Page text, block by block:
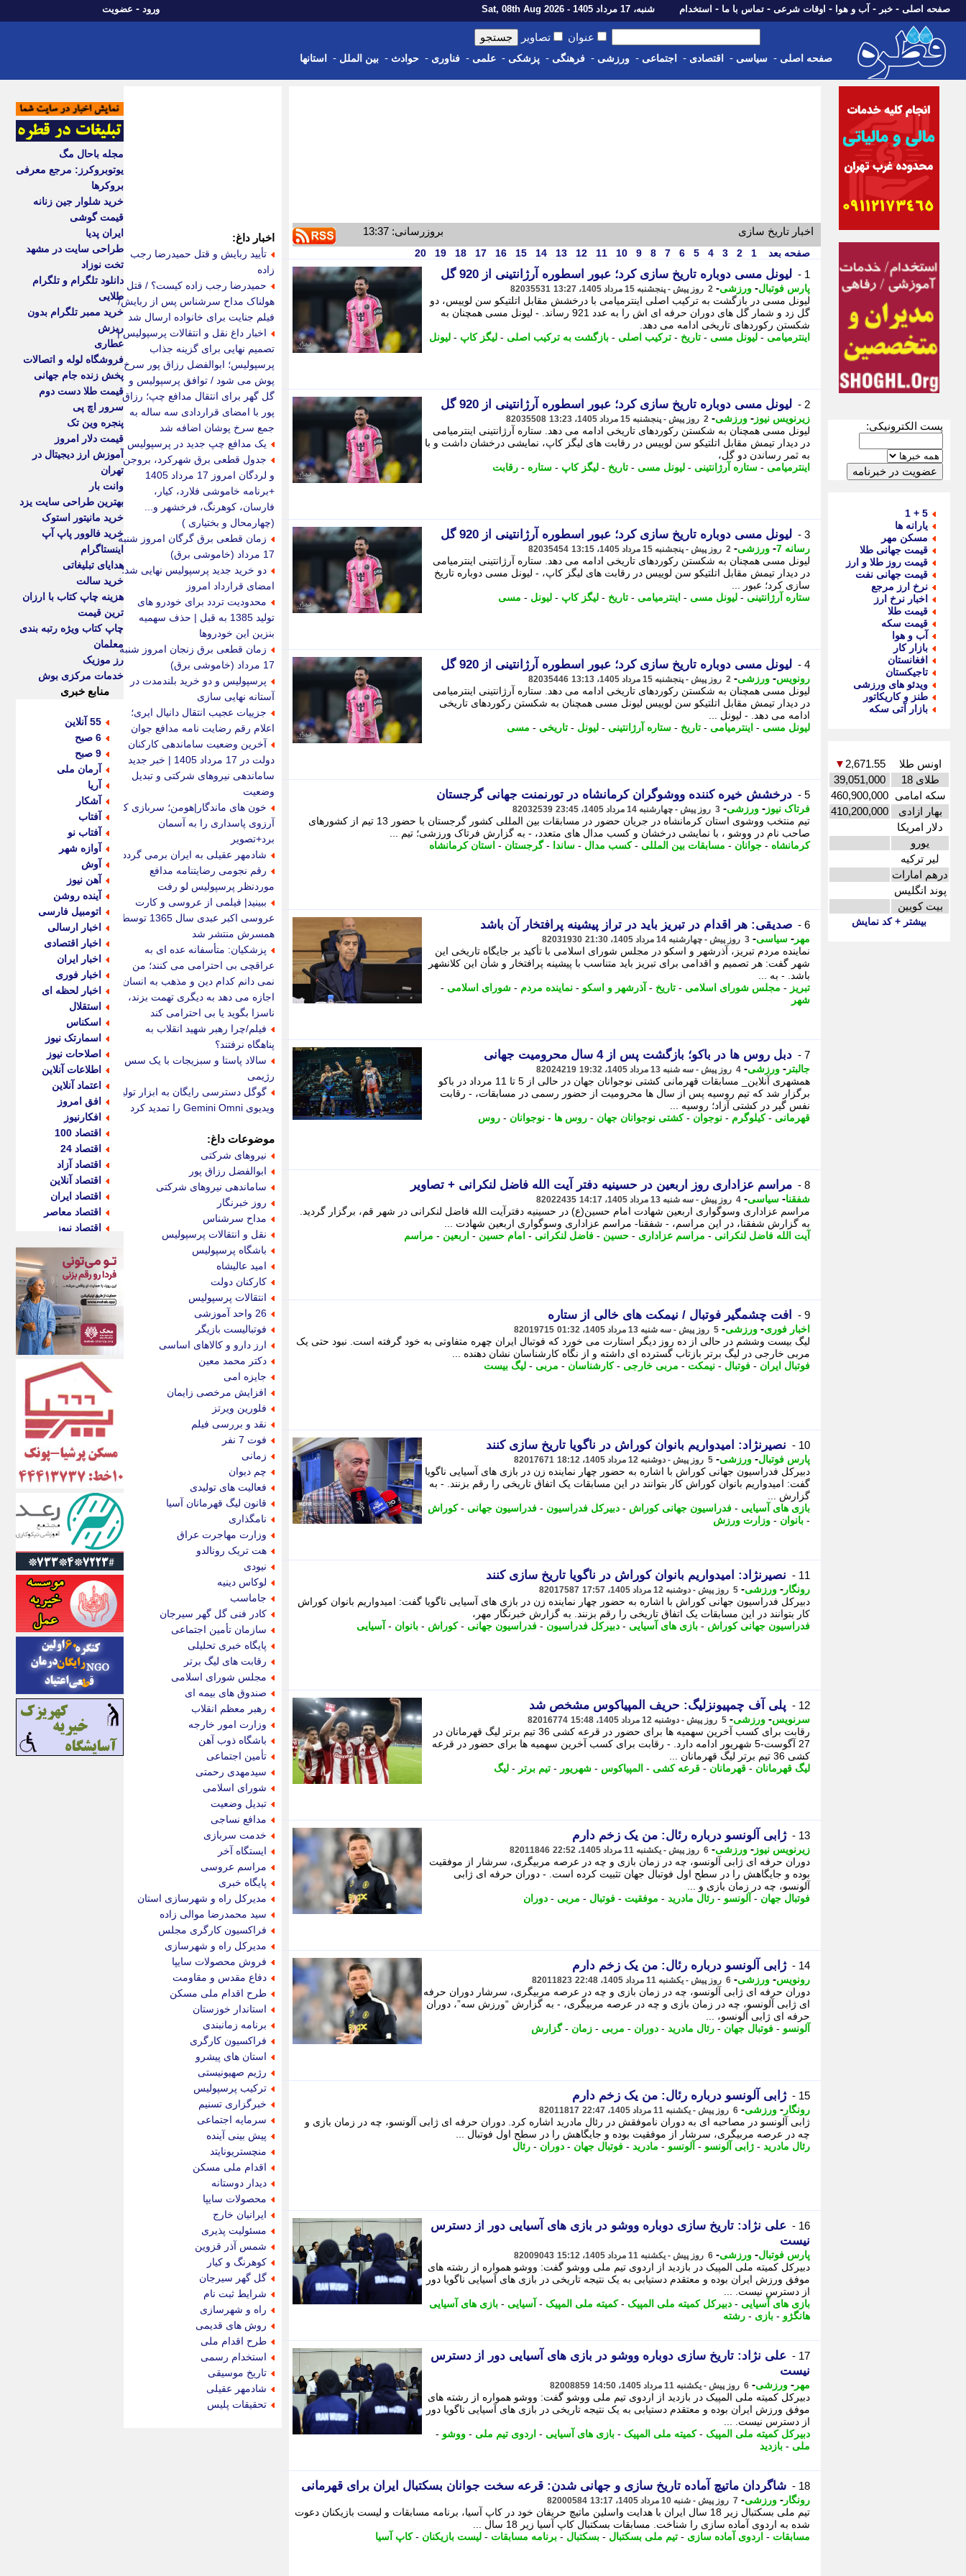
صفحه اصلی - خبر - آب و هوا - اوقات شرعی - تماس با ما - استخدام شنبه، 17 مرداد 1405 - Sat, 08th Aug 2026 ورود - عضویت
عنوان تصاویر
صفحه اصلی - سیاسی - اقتصادی - اجتماعی - ورزشی - فرهنگی - پزشکی - علمی - فناوری - حوادث - بین الملل - استانها
پست الکترونیکی:
5 + 1
یارانه ها
مسکن مهر
قیمت جهانی طلا
قیمت روز طلا و ارز
قیمت جهانی نفت
نرخ ارز مرجع
اخبار نرخ ارز
قیمت طلا
قیمت سکه
آب و هوا
بازار کار
افغانستان
تاجیکستان
ویدئو های ورزشی
طنز و کاریکاتور
بازار آتی سکه
اونس طلا 2,671.55
▼
طلای 18
39,051,000
سکه امامی 460,900,000
بهار ازادی
410,200,000
دلار امریکا
یورو
لیر ترکیه
درهم امارات
پوند انگلیس
بیت کویین
بیشتر + کد نمایش
اخبار تاریخ سازی بروزرسانی: 13:37
صفحه بعد 1
2
3
4
5
6
7
8
9
10
11
12
13
14
15
16
17
18
19
20
1 - لیونل مسی دوباره تاریخ سازی کرد؛ عبور اسطوره آرژانتینی از 920 گل
پارس فوتبال- ورزشی- 2 روز پیش - پنجشنبه 15 مرداد 1405، 13:27 82035531
لیونل مسی در بازگشت به ترکیب اصلی اینترمیامی با درخشش مقابل اتلتیکو سن لوییس، دو
گل زد و شمار گل های دوران حرفه ای اش را به عدد 921 رساند. - لیونل مسی همچنان به
شکستن رکوردهای تاریخی ادامه می دهد.
اینترمیامی - لیونل مسی - تاریخ - ترکیب اصلی - بازگشت به ترکیب اصلی - لیگز کاپ - لیونل
2 - لیونل مسی دوباره تاریخ سازی کرد؛ عبور اسطوره آرژانتینی از 920 گل
زیرنویس نیوز - ورزشی- 2 روز پیش - پنجشنبه 15 مرداد 1405، 13:23 82035508
لیونل مسی همچنان به شکستن رکوردهای تاریخی ادامه می دهد. ستاره آرژانتینی اینترمیامی
در دیدار تیمش مقابل اتلتیکو سن لوییس در رقابت های لیگز کاپ، نمایشی درخشان داشت و با
به ثمر رساندن دو گل،
اینترمیامی - ستاره آرژانتینی - لیونل مسی - تاریخ - لیگز کاپ - ستاره - رقابت
3 - لیونل مسی دوباره تاریخ سازی کرد؛ عبور اسطوره آرژانتینی از 920 گل
رسانه 7 - ورزشی- 2 روز پیش - پنجشنبه 15 مرداد 1405، 13:15 82035454
لیونل مسی همچنان به شکستن رکوردهای تاریخی ادامه می دهد. ستاره آرژانتینی اینترمیامی
در دیدار تیمش مقابل اتلتیکو سن لوییس در رقابت های لیگز کاپ، - لیونل مسی دوباره تاریخ
سازی کرد؛ عبور ...
ستاره آرژانتینی - لیونل مسی - اینترمیامی - تاریخ - لیگز کاپ - لیونل - مسی
4 - لیونل مسی دوباره تاریخ سازی کرد؛ عبور اسطوره آرژانتینی از 920 گل
رونویس- ورزشی- 2 روز پیش - پنجشنبه 15 مرداد 1405، 13:13 82035446
لیونل مسی همچنان به شکستن رکوردهای تاریخی ادامه می دهد. ستاره آرژانتینی اینترمیامی
در دیدار تیمش مقابل اتلتیکو سن لوییس لیونل مسی همچنان به شکستن رکوردهای تاریخی
ادامه می دهد. - لیونل ...
لیونل مسی - اینترمیامی - تاریخ - ستاره آرژانتینی - لیونل - تاریخی - مسی
5 - درخشش خیره کننده ووشوگران کرمانشاه در تورنمنت جهانی گرجستان
فرتاک نیوز - ورزشی- 3 روز پیش - چهارشنبه 14 مرداد 1405، 23:45 82032539
تیم منتخب ووشوی استان کرمانشاه در جریان حضور در مسابقات بین المللی کشور گرجستان با حضور 13 تیم از کشورهای
صاحب نام در ووشو ، با نمایشی درخشان و کسب مدال های متعدد، - به گزارش فرتاک ورزشی؛ تیم ...
کرمانشاه - جوانان - مسابقات بین المللی -کسب مدال - ساندا -گرجستان - استان کرمانشاه
6 - صدیقی: هر اقدام در تبریز باید در تراز پیشینه پرافتخار آن باشد
مهر - سیاسی- 3 روز پیش - چهارشنبه 14 مرداد 1405، 21:30 82031930
نماینده مردم تبریز، آذرشهر و اسکو در مجلس شورای اسلامی با تأکید بر جایگاه تاریخی این
شهر گفت: هر تصمیم و اقدامی برای تبریز باید متناسب با پیشینه پرافتخار و شأن این کلانشهر
باشد. - به ...
تبریز - مجلس شورای اسلامی - تاریخ - آذرشهر و اسکو - نماینده مردم - شورای اسلامی -
شهر
7 - دبل روس ها در باکو؛ بازگشت پس از 4 سال محرومیت جهانی
جالبتر - ورزشی- 4 روز پیش - سه شنبه 13 مرداد 1405، 19:32 82024219
همشهری آنلاین_ مسابقات قهرمانی کشتی نوجوانان جهان در حالی از 5 تا 11 مرداد در باکو
برگزار شد که تیم روسیه پس از سال ها محرومیت از حضور رسمی در مسابقات، - رقابت
نفس گیر در کشتی آزاد؛ روسیه ...
قهرمانی -کیلوگرم - نوجوان -کشتی نوجوانان جهان - روس ها - نوجوانان - روس
8 - مراسم عزاداری روز اربعین در حسینیه دفتر آیت الله فاضل لنکرانی + تصاویر
شفقنا- سیاسی- 4 روز پیش - سه شنبه 13 مرداد 1405، 14:17 82022435
مراسم عزاداری وسوگواری اربعین شهادت امام حسین(ع) در حسینیه دفترآیت الله فاضل لنکرانی در شهر قم، برگزار گردید.
به گزارش شفقنا، در این مراسم، - شفقنا- مراسم عزاداری وسوگواری اربعین شهادت ...
آیت الله فاضل لنکرانی - مراسم عزاداری - حسین - فاضل لنکرانی - امام حسین - اربعین - مراسم
9 - افت چشمگیر فوتبال / نیمکت های خالی از ستاره
اخبار فوری- ورزشی- 5 روز پیش - سه شنبه 13 مرداد 1405، 01:32 82019715
لیگ بیست وششم در حالی از ده روز دیگر استارت می خورد که فوتبال ایران چهره متفاوتی به خود گرفته است. نبود حتی یک
مربی خارجی در لیگ برتر بازتاب گسترده ای داشته و از نگاه کارشناسان نشان دهنده ...
فوتبال ایران - فوتبال - نیمکت - مربی خارجی -کارشناسان - مربی - لیگ بیست
10 - نصیرنژاد: امیدواریم بانوان کوراش در ناگویا تاریخ سازی کنند
پارس فوتبال- ورزشی- 5 روز پیش - دوشنبه 12 مرداد 1405، 18:12 82017671
دبیرکل فدراسیون جهانی کوراش با اشاره به حضور چهار نماینده زن در بازی های آسیایی ناگویا
گفت: امیدواریم بانوان کوراش کار بتوانند در این مسابقات یک اتفاق تاریخی را رقم بزنند. - به
گزارش ...
بازی های آسیایی - فدراسیون جهانی کوراش - دبیرکل فدراسیون - فدراسیون جهانی -کوراش
- بانوان - وزارت ورزش
11 - نصیرنژاد: امیدواریم بانوان کوراش در ناگویا تاریخ سازی کنند
رونگار - ورزشی- 5 روز پیش - دوشنبه 12 مرداد 1405، 17:57 82017587
دبیرکل فدراسیون جهانی کوراش با اشاره به حضور چهار نماینده زن در بازی های آسیایی ناگویا گفت: امیدواریم بانوان کوراش
کار بتوانند در این مسابقات یک اتفاق تاریخی را رقم بزنند. به گزارش خبرنگار مهر،
فدراسیون جهانی کوراش - بازی های آسیایی - دبیرکل فدراسیون - فدراسیون جهانی -کوراش - بانوان - آسیایی
12 - پلی آف چمپیونزلیگ: حریف المپیاکوس مشخص شد
سرنویس- ورزشی- 5 روز پیش - دوشنبه 12 مرداد 1405، 15:48 82016774
رقابت برای کسب آخرین سهمیه ها برای حضور در قرعه کشی 36 تیم برتر لیگ قهرمانان در
27 آگوست-5 شهریور ادامه دارد. - رقابت برای کسب آخرین سهمیه ها برای حضور در قرعه
کشی 36 تیم برتر لیگ قهرمانان ...
لیگ قهرمانان - قهرمانان - قرعه کشی - المپیاکوس - شهریور - تیم برتر - لیگ
13 - ژابی آلونسو درباره رئال: من یک زخم دارم
زیرنویس نیوز - ورزشی- 6 روز پیش - یکشنبه 11 مرداد 1405، 22:52 82011846
دوران حرفه ای ژابی آلونسو، چه در زمان بازی و چه در عرصه مربیگری، سرشار از موفقیت
بوده و جایگاهش را در سطح اول فوتبال جهان تثبیت کرده است. - دوران حرفه ای ژابی
آلونسو، چه در زمان بازی و ...
فوتبال جهان - آلونسو - رئال مادرید - موفقیت - فوتبال - مربی - دوران
14 - ژابی آلونسو درباره رئال: من یک زخم دارم
رونویس- ورزشی- 6 روز پیش - یکشنبه 11 مرداد 1405، 22:48 82011823
دوران حرفه ای ژابی آلونسو، چه در زمان بازی و چه در عرصه مربیگری، سرشار دوران حرفه
ای ژابی آلونسو، چه در زمان بازی و چه در عرصه مربیگری، - به گزارش “ورزش سه”، دوران
حرفه ای ژابی آلونسو، ...
آلونسو - فوتبال جهان - رئال مادرید - دوران - مربی - زمان -گزارش
15 - ژابی آلونسو درباره رئال: من یک زخم دارم
رونگار - ورزشی- 6 روز پیش - یکشنبه 11 مرداد 1405، 22:47 82011817
ژابی آلونسو در مصاحبه ای به دوران ناموفقش در رئال مادرید اشاره کرد. دوران حرفه ای ژابی آلونسو، چه در زمان بازی و
چه در عرصه مربیگری، سرشار از موفقیت بوده و جایگاهش را در سطح اول فوتبال ...
رئال مادرید - ژابی آلونسو - آلونسو - مادرید - فوتبال جهان - دوران - رئال
16 -
علی نژاد: تاریخ سازی دوباره ووشو در بازی های آسیایی دور از دسترس
نیست
پارس فوتبال- ورزشی- 6 روز پیش - یکشنبه 11 مرداد 1405، 15:12 82009043
دبیرکل کمیته ملی المپیک در بازدید از اردوی تیم ملی ووشو گفت: ووشو همواره از رشته های
موفق ورزش ایران بوده و معتقدم دستیابی به یک نتیجه تاریخی در بازی های آسیایی ناگویا دور
از دسترس نیست. ...
بازی های آسیایی - دبیرکل کمیته ملی المپیک -کمیته ملی المپیک - آسیایی - بازی های آسیایی
هانگژو - بازی - رشته
17 -
علی نژاد: تاریخ سازی دوباره ووشو در بازی های آسیایی دور از دسترس
نیست
مهر - ورزشی- 6 روز پیش - یکشنبه 11 مرداد 1405، 14:50 82008859
دبیرکل کمیته ملی المپیک در بازدید از اردوی تیم ملی ووشو گفت: ووشو همواره از رشته های
موفق ورزش ایران بوده و معتقدم دستیابی به یک نتیجه تاریخی در بازی های آسیایی ناگویا دور
از دسترس نیست. ...
دبیرکل کمیته ملی المپیک -کمیته ملی المپیک - بازی های آسیایی - اردوی تیم ملی - ووشو -
ملی - بازدید
18 - شاگردان ماتیچ آماده تاریخ سازی و جهانی شدن: قرعه سخت جوانان بسکتبال ایران برای قهرمانی
رونگار - ورزشی- 7 روز پیش - شنبه 10 مرداد 1405، 13:17 82000584
تیم ملی بسکتبال زیر 18 سال ایران با هدایت واسلین ماتیچ حریفان خود در کاپ آسیا، برنامه مسابقات و لیست بازیکنان دعوت
شده به اردوی آماده سازی را شناخت. ‏مسابقات بسکتبال کاپ آسیا زیر 18 سال ...
مسابقات - اردوی آماده سازی - تیم ملی بسکتبال - بسکتبال - برنامه مسابقات - لیست بازیکنان -کاپ آسیا
اخبار داغ:
تأیید ربایش و قتل حمیدرضا رجب
زاده
حمیدرضا رجب زاده کیست؟ / قتل
هولناک مداح سرشناس پس از ربایش/
فیلم جنایت برای خانواده ارسال شد
اخبار داغ نقل و انتقالات پرسپولیس |
تصمیم نهایی برای گزینه جذاب
پرسپولیس؛ ابوالفضل رزاق پور سرخ
پوش می شود / توافق پرسپولیس و
گل گهر برای انتقال مدافع چپ؛ رزاق
پور با امضای قراردادی سه ساله به
جمع سرخ پوشان اضافه شد
یک مدافع چپ جدید در پرسپولیس
جدول قطعی برق شهرکرد، بروجن
و لردگان امروز 17 مرداد 1405
+برنامه خاموشی فلارد، کیار،
فارسان، کوهرنگ، فرخشهر و...
(چهارمحال و بختیاری )
زمان قطعی برق گرگان امروز شنبه
17 مرداد (خاموشی برق)
دو خرید جدید پرسپولیس نهایی شد؛
امضای قرارداد امروز
محدودیت تردد برای خودرو های
تولید 1385 به قبل | حذف سهمیه
بنزین این خودروها
زمان قطعی برق زنجان امروز شنبه
17 مرداد (خاموشی برق)
پرسپولیس و دو خرید بلندمدت در
آستانه نهایی سازی
جزییات عجیب انتقال دانیال ایری؛
اعلام رقم رضایت نامه مدافع جوان
آخرین وضعیت ساماندهی کارکنان
دولت در 17 مرداد 1405 | خبر جدید
ساماندهی نیروهای شرکتی و تبدیل
وضعیت
خون های ماندگار|هومن؛ سربازی که
آرزوی پاسداری را به آسمان
برد+تصویر
شادمهر عقیلی به ایران برمی گردد؟
رقم نجومی رضایتنامه مدافع
موردنظر پرسپولیس لو رفت
ببینید| فیلمی از عروسی و کارت
عروسی اکبر عبدی سال 1365 توسط
همسرش منتشر شد
پزشکیان: متأسفانه عده ای به
عراقچی بی احترامی می کنند؛ من
نمی دانم کدام دین و مذهب به انسان
اجازه می دهد به دیگری تهمت بزند،
ناسزا بگوید یا بی احترامی کند
فیلم/چرا رهبر شهید انقلاب به
پناهگاه نرفتند؟
سالاد پاستا و سبزیجات با یک سس
رژیمی
گوگل دسترسی رایگان به ابزار تولید
ویدیوی Gemini Omni را تمدید کرد
موضوعات داغ:
نیروهای شرکتی
ابوالفضل رزاق پور
ساماندهی نیروهای شرکتی
روز خبرنگار
مداح سرشناس
نقل و انتقالات پرسپولیس
باشگاه پرسپولیس
امید عالیشاه
کارکنان دولت
انتقالات پرسپولیس
26 واحد آموزشی
فوتبالیست بازیگر
ارز دارو و کالاهای اساسی
دکتر محمد معین
جایزه امی
افزایش مرخصی زایمان
فلورین ویرتز
نقد و بررسی فیلم
فوت 7 نفر
زمانی
چم دیوان
فعالیت های تولیدی
قانون لیگ قهرمانان آسیا
نامگذاری
وزارت مهاجرت عراق
هت تریک رونالدو
نیودی
لوکاس دینیه
جاماسب
کادر فنی گل گهر سیرجان
سازمان تأمین اجتماعی
پایگاه خبری تحلیلی
رقابت های لیگ برتر
مجلس شورای اسلامی
صندوق های بیمه ای
رهبر معظم انقلاب
وزارت امور خارجه
باشگاه ذوب آهن
تأمین اجتماعی
سیدمهدی رحمتی
شورای اسلامی
تبدیل وضعیت
مدافع نساجی
خدمت سربازی
ایستگاه آخر
مراسم عروسی
پایگاه خبری
مدیرکل راه و شهرسازی استان
سید محمدرضا موالی زاده
فراکسیون کارگری مجلس
مدیرکل راه و شهرسازی
فروش محصولات سایپا
دفاع مقدس و مقاومت
طرح اقدام ملی مسکن
استاندار خوزستان
برنامه زمانبندی
فراکسیون کارگری
استان های پیشرو
رژیم صهیونیستی
ترکیب پرسپولیس
خبرگزاری تسنیم
سرمایه اجتماعی
پیش بینی آینده
منچستریونایتد
اقدام ملی مسکن
دیدار دوستانه
محصولات سایپا
ایرانیان خارج
مسئولیت پذیری
شمس آذر قزوین
کوهرنگ و کیار
گل گهر سیرجان
شرایط ثبت نام
راه و شهرسازی
روش های قدیمی
طرح اقدام ملی
استخدام رسمی
تاریخ موسیقی
شادمهر عقیلی
تحقیقات پلیس
مجله باحال مگ
یوتوبروکرز: مرجع معرفی
بروکرها
خرید شلوار جین زنانه
قیمت گوشی
ایران پدیا
طراحی سایت در مشهد
تخت نوزاد
دانلود تلگرام و تلگرام
طلایی
خرید ممبر تلگرام بدون
ریزش
عطاری
فروشگاه لوله و اتصالات
پخش زنده جام جهانی
قیمت طلا دست دوم
سرور اچ پی
پنجره وین تک
قیمت دلار امروز
آموزش ارز دیجیتال در
تهران
وانت بار
بهترین طراحی سایت یزد
خرید مانیتور استوک
خرید فالوور پاپ آپ
اینستاگرام
هدایای تبلیغاتی
خرید سالت
هزینه چاپ کتاب با ارزان
ترین قیمت
چاپ کتاب ویژه رتبه بندی
معلمان
رز موزیک
خدمات مرکزی بوش
منابع خبری
55 آنلاین
6 صبح
9 صبح
آرمان ملی
آریا
آشکار
آفتاب
آفتاب نو
آوازه شهر
آوش
آهن نیوز
آینده روشن
اتومبیل فارسی
اخبار ارسالی
اخبار اقتصادی
اخبار ایران
اخبار فوری
اخبار لحظه ای
استقلال
اسکناس
اسمارتک نیوز
اصلاحات نیوز
اطلاعات آنلاین
اعتماد آنلاین
افق امروز
افکارنیوز
اقتصاد 100
اقتصاد 24
اقتصاد آزاد
اقتصاد آنلاین
اقتصاد ایران
اقتصاد معاصر
اقتصاد نیوز
اکوفارس
اکونگار
اکونیوز
الف
انتشار آنلاین
اندیشه قرن
اندیشه معاصر
اندیشه ها
انرژی پرس
ای استخدام
ایتنا
ایراف
ایران آرت
ایران آنلاین
ایران زندگی
ایران فوری
ایرانی روز
ایرانیتال
ایرنا
ایسکانیوز
ایسنا
ایکنا
ایلنا
اینتیتر
ایونا نیوز
بازتاب آنلاین
باشگاه خبرنگاران
باغستان نیوز
بامبوک
ببین و بخون
بدینسان
بنکر